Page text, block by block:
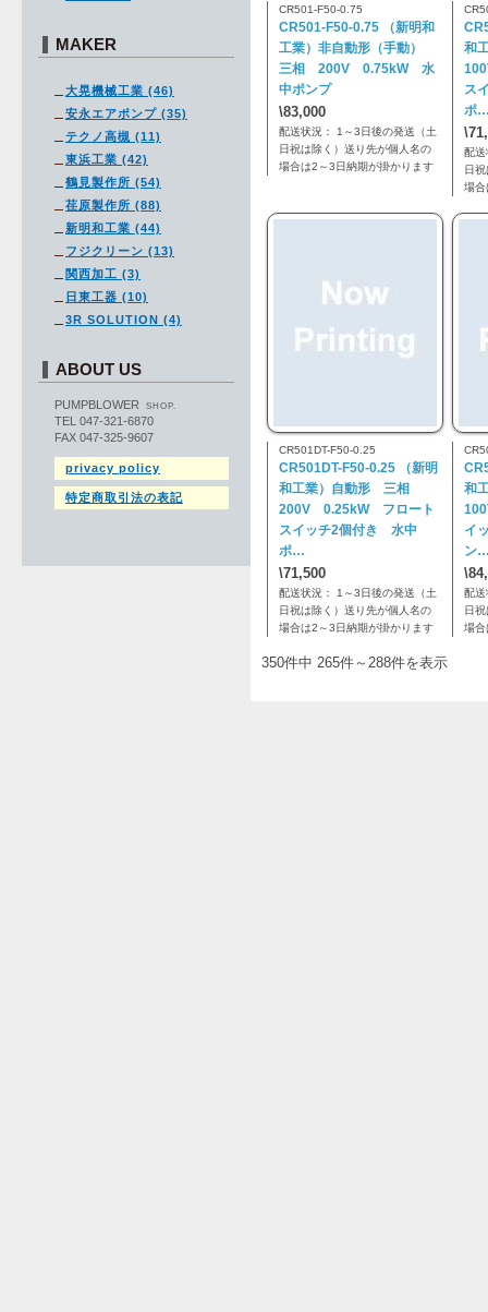
CR501-F50-0.75
CR501-F50-0.75 （新明和
工業）非自動形（手動）
三相 200V 0.75kW 水
中ポンプ
\83,000
配送状況： 1～3日後の発送（土
日祝は除く）送り先が個人名の
場合は2～3日納期が掛かります
和
ス
ポ
配送
日
場合
CR501DT-F50-0.25
CR501DT-F50-0.25 （新明
和工業）自動形 三相
200V 0.25kW フロート
スイッチ2個付き 水中
ポ…
\71,500
配送状況： 1～3日後の発送（土
日祝は除く）送り先が個人名の
場合は2～3日納期が掛かります
和
イ
ン
配送
日
場合
350件中 265件～288件を表示
MAKER
大晃機械工業 (46)
安永エアポンプ (35)
テクノ高槻 (11)
東浜工業 (42)
鶴見製作所 (54)
荏原製作所 (88)
新明和工業 (44)
フジクリーン (13)
関西加工 (3)
日東工器 (10)
3R SOLUTION (4)
ABOUT US
PUMPBLOWER SHOP.
TEL 047-321-6870
FAX 047-325-9607
privacy policy
特定商取引法の表記